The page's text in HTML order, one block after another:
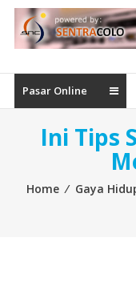
Pasar Online
Ini Tips
Home ⁄ Gaya